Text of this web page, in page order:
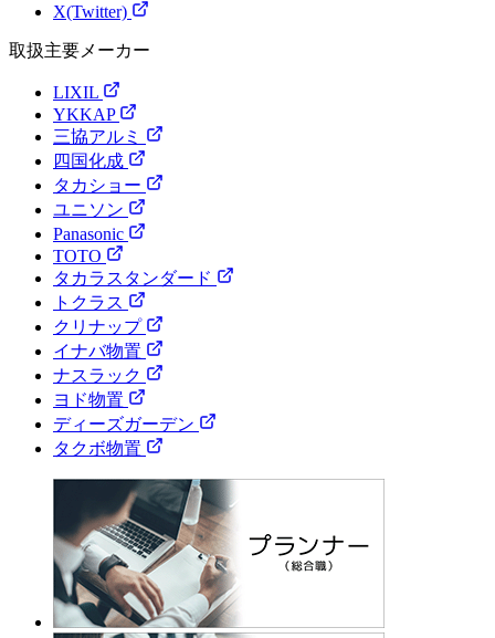
X(Twitter)
取扱主要メーカー
LIXIL
YKKAP
三協アルミ
四国化成
タカショー
ユニソン
Panasonic
TOTO
タカラスタンダード
トクラス
クリナップ
イナバ物置
ナスラック
ヨド物置
ディーズガーデン
タクボ物置